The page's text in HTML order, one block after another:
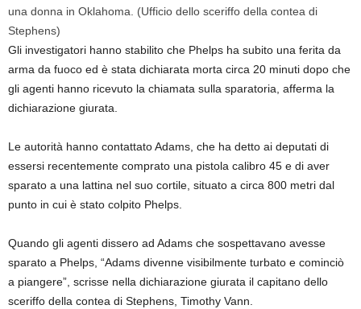
una donna in Oklahoma.
(Ufficio dello sceriffo della contea di
Stephens)
Gli investigatori hanno stabilito che Phelps ha subito una ferita da
arma da fuoco ed è stata dichiarata morta circa 20 minuti dopo che
gli agenti hanno ricevuto la chiamata sulla sparatoria, afferma la
dichiarazione giurata.
Le autorità hanno contattato Adams, che ha detto ai deputati di
essersi recentemente comprato una pistola calibro 45 e di aver
sparato a una lattina nel suo cortile, situato a circa 800 metri dal
punto in cui è stato colpito Phelps.
Quando gli agenti dissero ad Adams che sospettavano avesse
sparato a Phelps, “Adams divenne visibilmente turbato e cominciò
a piangere”, scrisse nella dichiarazione giurata il capitano dello
sceriffo della contea di Stephens, Timothy Vann.